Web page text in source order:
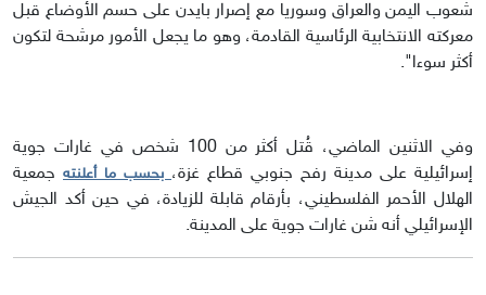
شعوب اليمن والعراق وسوريا مع إصرار بايدن على حسم الأوضاع قبل
معركته الانتخابية الرئاسية القادمة، وهو ما يجعل الأمور مرشحة لتكون
أكثر سوءا".
وفي الاثنين الماضي، قُتل أكثر من 100 شخص في غارات جوية
إسرائيلية على مدينة رفح جنوبي قطاع غزة، بحسب ما أعلنته جمعية
الهلال الأحمر الفلسطيني، بأرقام قابلة للزيادة، في حين أكد الجيش
الإسرائيلي أنه شن غارات جوية على المدينة.